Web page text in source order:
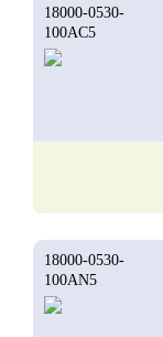
18000-0530-
100AC5
18000-0530-
100AN5